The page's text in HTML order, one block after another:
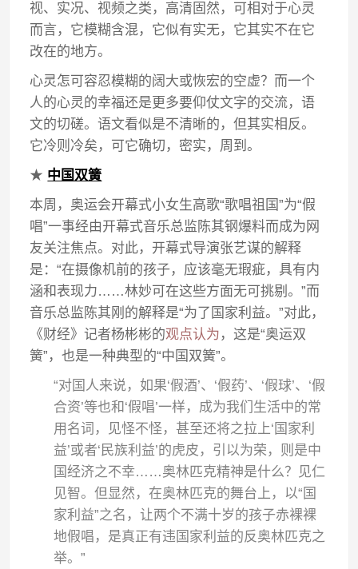
视、实况、视频之类，高清固然，可相对于心灵
而言，它模糊含混，它似有实无，它其实不在它
改在的地方。
心灵怎可容忍模糊的阔大或恢宏的空虚？而一个
人的心灵的幸福还是更多要仰仗文字的交流，语
文的切磋。语文看似是不清晰的，但其实相反。
它冷则冷矣，可它确切，密实，周到。
★ 中国双簧
本周，奥运会开幕式小女生高歌“歌唱祖国”为“假
唱”一事经由开幕式音乐总监陈其钢爆料而成为网
友关注焦点。对此，开幕式导演张艺谋的解释
是：“在摄像机前的孩子，应该毫无瑕疵，具有内
涵和表现力……林妙可在这些方面无可挑剔。”而
音乐总监陈其刚的解释是“为了国家利益。”对此，
《财经》记者杨彬彬的观点认为 ，这是“奥运双
簧”，也是一种典型的“中国双簧”。
“对国人来说，如果‘假酒’、‘假药’、‘假球’、‘假
合资’等也和‘假唱’一样，成为我们生活中的常
用名词，见怪不怪，甚至还将之拉上‘国家利
益’或者‘民族利益’的虎皮，引以为荣，则是中
国经济之不幸……奥林匹克精神是什么？见仁
见智。但显然，在奥林匹克的舞台上，以“国
家利益”之名，让两个不满十岁的孩子赤裸裸
地假唱，是真正有违国家利益的反奥林匹克之
举。”